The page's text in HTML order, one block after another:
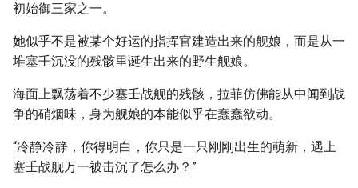
初始御三家之一。
她似乎不是被某个好运的指挥官建造出来的舰娘，而是从一
堆塞壬沉没的残骸里诞生出来的野生舰娘。
海面上飘荡着不少塞壬战舰的残骸，拉菲仿佛能从中闻到战
争的硝烟味，身为舰娘的本能似乎在蠢蠢欲动。
“冷静冷静，你得明白，你只是一只刚刚出生的萌新，遇上
塞壬战舰万一被击沉了怎么办？”